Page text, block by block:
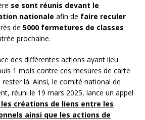
se sont réunis devant le
nationale afin de faire reculer
de 5000 fermetures de classes
prochaine.
des différentes actions ayant lieu
1 mois contre ces mesures de carte
là. Ainsi, le comité national de
réuni le 19 mars 2025, lance un appel
créations de liens entre les
ainsi que les actions de